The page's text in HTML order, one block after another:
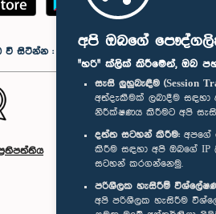
අපි ඔබගේ
"හරි" ක්ලික් කිරීමෙන්, ඔබ
සැසි ලුහුබැඳීම (Session
අත්දැකීමක් ලබාදීම සඳහා
නිරීක්ෂණය කිරීමට අපි සැසි
දත්ත සටහන් කිරීම: අපගේ
කිරීම සඳහා අපි ඔබගේ IP
සටහන් කරගන්නෙමු.
පරිශීලක හැසිරීම්
අපි පරිශීලක හැසිරීම
වී සිටින්න :